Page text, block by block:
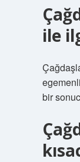
ile
bir